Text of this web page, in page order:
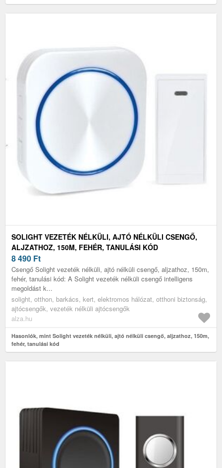
SOLIGHT VEZETÉK NÉLKÜLI, AJTÓ NÉLKÜLI CSENGŐ,
ALJZATHOZ, 150M, FEHÉR, TANULÁSI KÓD
8 490 Ft
Csengő Solight vezeték nélküli, ajtó nélküli csengő, aljzathoz, 150m,
fehér, tanulási kód: A Solight vezeték nélküli csengő intelligens
megoldást k...
solight, otthon, barkács, kert, elektromos hálózat, otthoni biztonság,
ajtócsengők, vezeték nélküli ajtócsengők
alza.hu
Hasonlók, mint Solight vezeték nélküli, ajtó nélküli csengő, aljzathoz, 150m,
fehér, tanulási kód